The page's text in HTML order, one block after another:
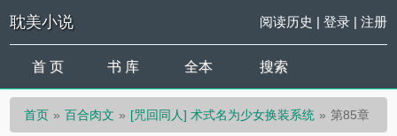
耽美小说 阅读历史 | 登录| 注册
首 页 书 库 全本 搜索
首页 百合肉文 [咒回同人] 术式名为少女换装系统 第85章